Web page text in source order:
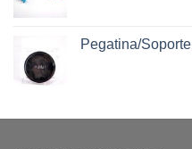
Pegatina/